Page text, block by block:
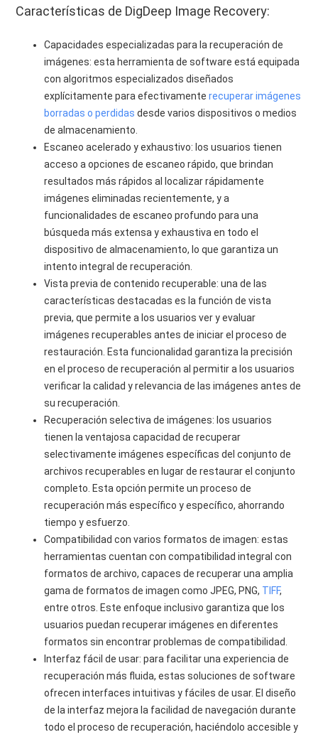
Características de DigDeep Image Recovery:
Capacidades especializadas para la recuperación de
imágenes: esta herramienta de software está equipada
con algoritmos especializados diseñados
explícitamente para efectivamenterecuperar imágenes
borradas o perdidas desde varios dispositivos o medios
de almacenamiento.
Escaneo acelerado y exhaustivo: los usuarios tienen
acceso a opciones de escaneo rápido, que brindan
resultados más rápidos al localizar rápidamente
imágenes eliminadas recientemente, y a
funcionalidades de escaneo profundo para una
búsqueda más extensa y exhaustiva en todo el
dispositivo de almacenamiento, lo que garantiza un
intento integral de recuperación.
Vista previa de contenido recuperable: una de las
características destacadas es la función de vista
previa, que permite a los usuarios ver y evaluar
imágenes recuperables antes de iniciar el proceso de
restauración. Esta funcionalidad garantiza la precisión
en el proceso de recuperación al permitir a los usuarios
verificar la calidad y relevancia de las imágenes antes de
su recuperación.
Recuperación selectiva de imágenes: los usuarios
tienen la ventajosa capacidad de recuperar
selectivamente imágenes específicas del conjunto de
archivos recuperables en lugar de restaurar el conjunto
completo. Esta opción permite un proceso de
recuperación más específico y específico, ahorrando
tiempo y esfuerzo.
Compatibilidad con varios formatos de imagen: estas
herramientas cuentan con compatibilidad integral con
formatos de archivo, capaces de recuperar una amplia
gama de formatos de imagen como JPEG, PNG, TIFF,
entre otros. Este enfoque inclusivo garantiza que los
usuarios puedan recuperar imágenes en diferentes
formatos sin encontrar problemas de compatibilidad.
Interfaz fácil de usar: para facilitar una experiencia de
recuperación más fluida, estas soluciones de software
ofrecen interfaces intuitivas y fáciles de usar. El diseño
de la interfaz mejora la facilidad de navegación durante
todo el proceso de recuperación, haciéndolo accesible y